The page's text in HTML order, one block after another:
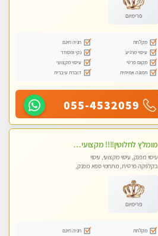
פרימיום
מקלחת
חניה חינם
עיסוי מרגיע
נקי ומסודר
מקום פרטי
עיסוי מקצועי
תמונה אמיתית
דוברת עיברית
055-4532059
מומלץ לחלוטין!!!! מקצועי בבאר שבע מעסה מקצועית ואיכותית פרטי!!!
עיסוי מפנק, עיסוי מקצועי, עיסוי
בקלניקה פרטית, מתחמי ספא מפנק,
פרימיום
מקלחת
חניה חינם